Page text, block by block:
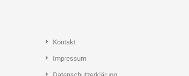
Kontakt
Impressum